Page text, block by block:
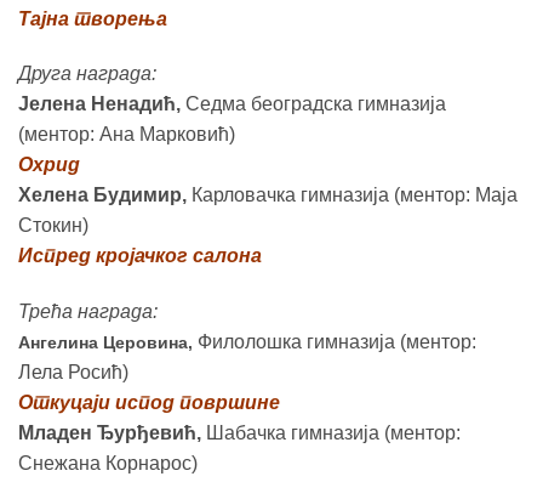
Тајна творења
Друга награда:
Јелена Ненадић, Седма београдска гимназија
(ментор: Ана Марковић)
Охрид
Хелена Будимир, Карловачка гимназија (ментор: Маја
Стокин)
Испред кројачког салона
Трећа награда:
Ангелина Церовина, Филолошка гимназија (ментор:
Лела Росић)
Откуцаји испод површине
Младен Ђурђевић, Шабачка гимназија (ментор:
Снежана Корнарос)